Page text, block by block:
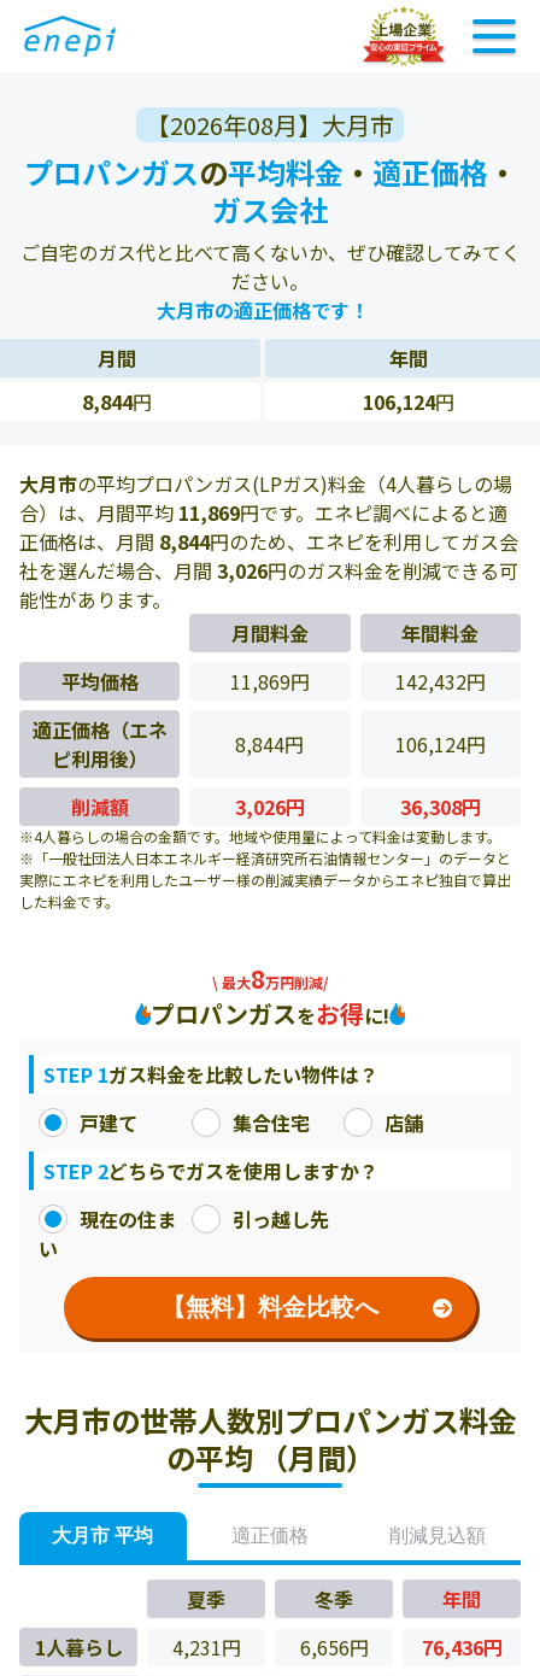
【2026年08月】大月市
プロパンガスの平均料金 ・ 適正価格 ・
ガス会社
ご自宅のガス代と比べて高くないか、ぜひ確認してみてく
ださい。
大月市の適正価格です！
月間
年間
8,844円 106,124円
大月市の平均プロパンガス(LPガス)料金（4人暮らしの場
合）は、月間平均 11,869円です。エネピ調べによると適
正価格は、月間 8,844円のため、エネピを利用してガス会
社を選んだ場合、月間 3,026円のガス料金を削減できる可
能性があります。
月間料金
年間料金
平均価格
11,869円
142,432円
適正価格（エネ
ピ利用後）
8,844円 106,124円
削減額 3,026円 36,308円
※4人暮らしの場合の金額です。地域や使用量によって料金は変動します。
※「一般社団法人日本エネルギー経済研究所石油情報センター」のデータと
実際にエネピを利用したユーザー様の削減実績データからエネピ独自で算出
した料金です。
\ 最大8万円削減/
プロパンガスをお得に!
STEP 1ガス料金を比較したい物件は？
戸建て
集合住宅
店舗
STEP 2どちらでガスを使用しますか？
現在の住ま
い
引っ越し先
【無料】料金比較へ
大月市の世帯人数別プロパンガス料金
の平均 （月間）
大月市 平均 適正価格 削減見込額
夏季 冬季
年間
1人暮らし
4,231円 6,656円
76,436円